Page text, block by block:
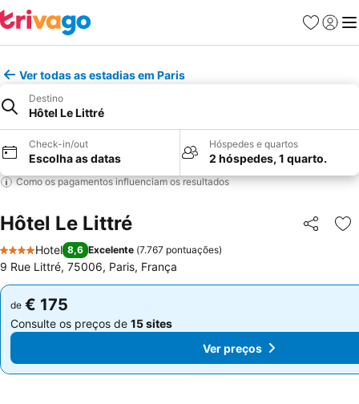
Favoritos
Iniciar
Ver todas as estadias em Paris
Destino
Hôtel Le Littré
Check-in/out
Escolha as datas
Hóspedes e quartos
2 hóspedes, 1 quarto.
Como os pagamentos influenciam os resultados
Hôtel Le Littré Partilhar
4 Estrelas
Hotel 8,6 Excelente (7.767 pontuações)
9 Rue Littré, 75006, Paris, França
de € 175
Consulte os preços de 15 sites
de € 175
Consulte os preços de 15 sites
Ver preços